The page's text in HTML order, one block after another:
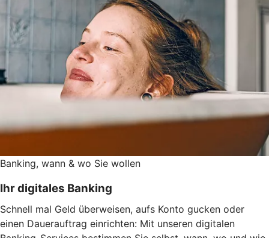
Banking, wann & wo Sie wollen
Ihr digitales Banking
Schnell mal Geld überweisen, aufs Konto gucken oder
einen Dauerauftrag einrichten: Mit unseren digitalen